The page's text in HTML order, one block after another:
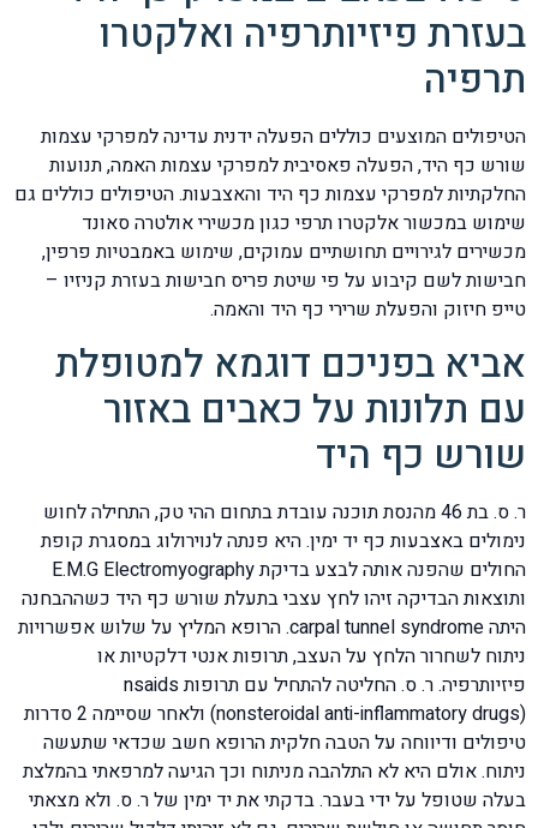
בעזרת פיזיותרפיה ואלקטרו
תרפיה
הטיפולים המוצעים כוללים הפעלה ידנית עדינה למפרקי עצמות
שורש כף היד, הפעלה פאסיבית למפרקי עצמות האמה, תנועות
החלקתיות למפרקי עצמות כף היד והאצבעות. הטיפולים כוללים גם
שימוש במכשור אלקטרו תרפי כגון מכשירי אולטרה סאונד
מכשירים לגירויים תחושתיים עמוקים, שימוש באמבטיות פרפין,
חבישות לשם קיבוע על פי שיטת פריס חבישות בעזרת קניזיו –
טייפ חיזוק והפעלת שרירי כף היד והאמה.
אביא בפניכם דוגמא למטופלת
עם תלונות על כאבים באזור
שורש כף היד
ר. ס. בת 46 מהנסת תוכנה עובדת בתחום ההי טק, התחילה לחוש
נימולים באצבעות כף יד ימין. היא פנתה לנוירולוג במסגרת קופת
החולים שהפנה אותה לבצע בדיקת E.M.G Electromyography
ותוצאות הבדיקה זיהו לחץ עצבי בתעלת שורש כף היד כשההבחנה
היתה carpal tunnel syndrome. הרופא המליץ על שלוש אפשרויות
ניתוח לשחרור הלחץ על העצב, תרופות אנטי דלקטיות או
פיזיותרפיה. ר. ס. החליטה להתחיל עם תרופות nsaids
(nonsteroidal anti-inflammatory drugs) ולאחר שסיימה 2 סדרות
טיפולים ודיווחה על הטבה חלקית הרופא חשב שכדאי שתעשה
ניתוח. אולם היא לא התלהבה מניתוח וכך הגיעה למרפאתי בהמלצת
בעלה שטופל על ידי בעבר. בדקתי את יד ימין של ר. ס. ולא מצאתי